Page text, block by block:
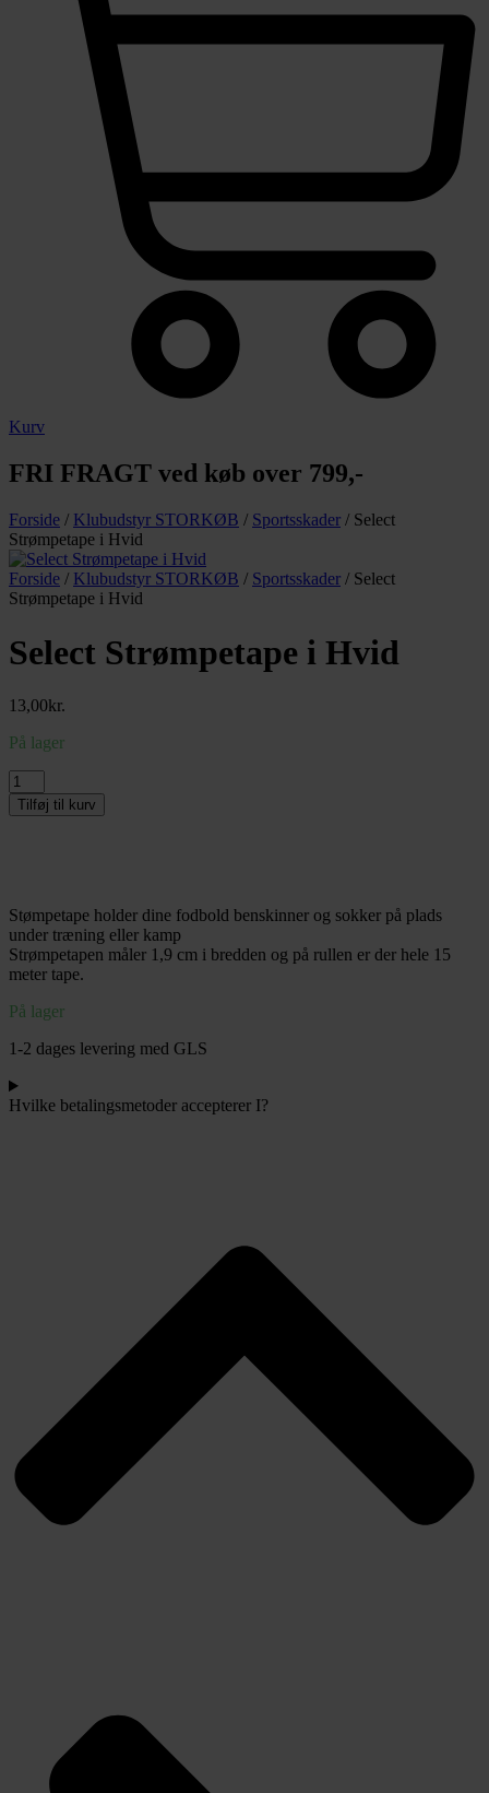
Kurv
FRI FRAGT ved køb over 799,-
Forside / Klubudstyr STORKØB / Sportsskader / Select
Strømpetape i Hvid
Forside / Klubudstyr STORKØB / Sportsskader / Select
Strømpetape i Hvid
Select Strømpetape i Hvid
13,00kr.
På lager
Select
Strømpetape
i
Tilføj til kurv
Stømpetape holder dine fodbold benskinner og sokker på plads
under træning eller kamp
Strømpetapen måler 1,9 cm i bredden og på rullen er der hele 15
meter tape.
På lager
1-2 dages levering med GLS
Hvilke betalingsmetoder accepterer I?